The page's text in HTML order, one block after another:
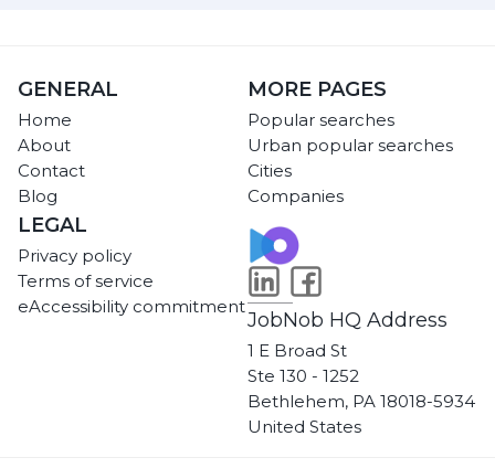
GENERAL
Home
About
Contact
Blog
MORE PAGES
Popular searches
Urban popular searches
Cities
Companies
LEGAL
Privacy policy
Terms of service
eAccessibility commitment
JobNob HQ Address
1 E Broad St
Ste 130 - 1252
Bethlehem, PA 18018-5934
United States